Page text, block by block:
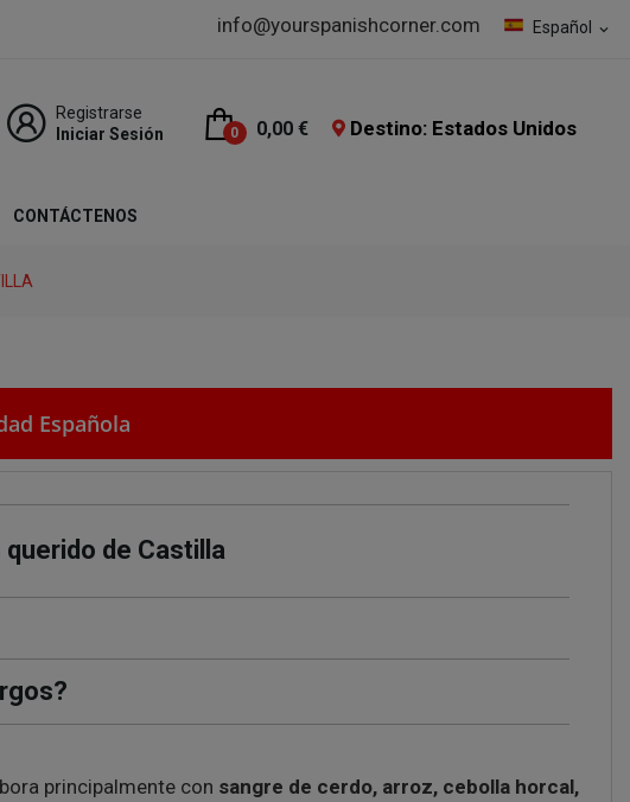
Español expand_more
info@yourspanishcorner.com
Registrarse
Iniciar Sesión
0 0,00 € Destino: Estados Unidos
CONTÁCTENOS
Española
de Castilla
principalmente con sangre de cerdo, arroz, cebolla horcal,